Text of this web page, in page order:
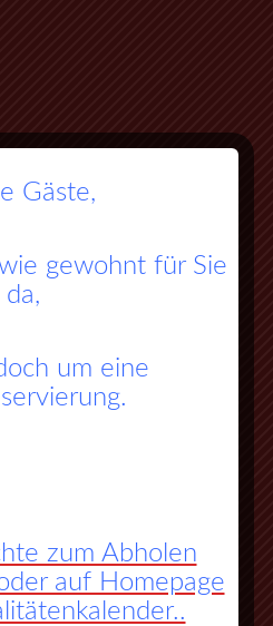
abbiegen
und
Gäste,
gewohnt für Sie
da,
um eine
zum Abholen
auf Homepage